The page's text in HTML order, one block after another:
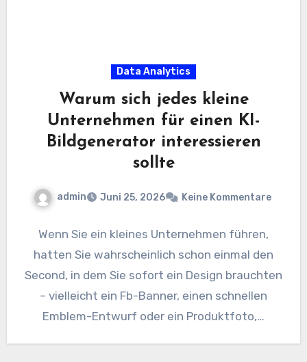
Data Analytics
Warum sich jedes kleine
Unternehmen für einen KI-
Bildgenerator interessieren
sollte
admin Juni 25, 2026 Keine Kommentare
Wenn Sie ein kleines Unternehmen führen,
hatten Sie wahrscheinlich schon einmal den
Second, in dem Sie sofort ein Design brauchten
– vielleicht ein Fb-Banner, einen schnellen
Emblem-Entwurf oder ein Produktfoto,…